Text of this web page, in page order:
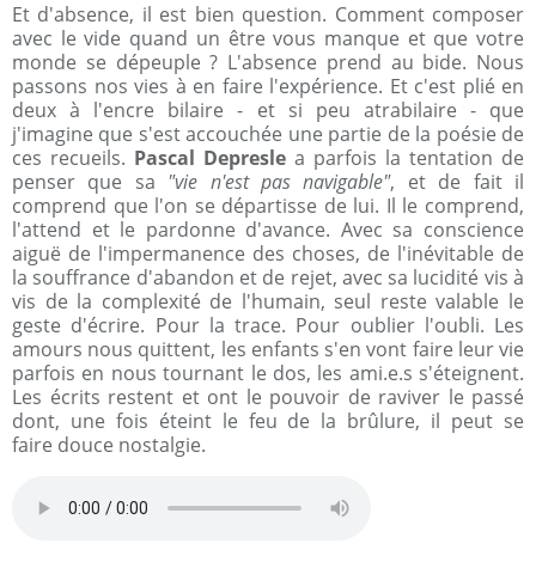
Et d'absence, il est bien question. Comment composer
avec le vide quand un être vous manque et que votre
monde se dépeuple ? L'absence prend au bide. Nous
passons nos vies à en faire l'expérience. Et c'est plié en
deux à l'encre bilaire - et si peu atrabilaire - que
j'imagine que s'est accouchée une partie de la poésie de
ces recueils. Pascal Depresle a parfois la tentation de
penser que sa "vie n'est pas navigable", et de fait il
comprend que l'on se départisse de lui. Il le comprend,
l'attend et le pardonne d'avance. Avec sa conscience
aiguë de l'impermanence des choses, de l'inévitable de
la souffrance d'abandon et de rejet, avec sa lucidité vis à
vis de la complexité de l'humain, seul reste valable le
geste d'écrire. Pour la trace. Pour oublier l'oubli. Les
amours nous quittent, les enfants s'en vont faire leur vie
parfois en nous tournant le dos, les ami.e.s s'éteignent.
Les écrits restent et ont le pouvoir de raviver le passé
dont, une fois éteint le feu de la brûlure, il peut se
faire douce nostalgie.